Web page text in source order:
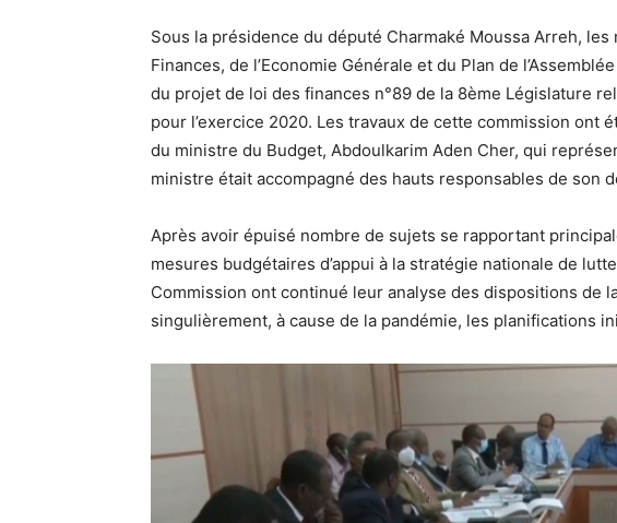
Sous la présidence du député Charmaké Moussa Arreh,
Finances, de l’Economie Générale et du Plan de
du projet de loi des finances n°89 de la 8ème Législature
pour l’exercice 2020. Les travaux de cette commission ont
du ministre du Budget, Abdoulkarim Aden Cher, qui
ministre était accompagné des hauts responsables de son
Après avoir épuisé nombre de sujets se rapportant
mesures budgétaires d’appui à la stratégie nationale de
Commission ont continué leur analyse des dispositions de
singulièrement, à cause de la pandémie, les planifications